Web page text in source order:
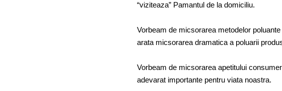
“viziteaza” Pamantul de la domiciliu.
Vorbeam de micsorarea metodelor
arata micsorarea dramatica a poluarii
Vorbeam de micsorarea apetitului
adevarat importante pentru viata noastra.